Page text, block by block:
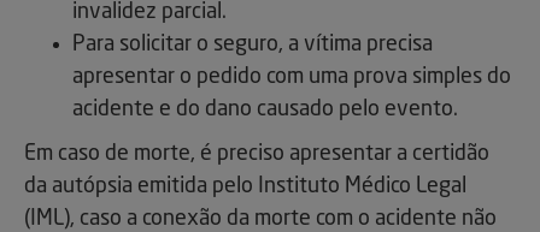
invalidez parcial.
Para solicitar o seguro, a vítima precisa
apresentar o pedido com uma prova simples do
acidente e do dano causado pelo evento.
Em caso de morte, é preciso apresentar a certidão
da autópsia emitida pelo Instituto Médico Legal
(IML), caso a conexão da morte com o acidente não